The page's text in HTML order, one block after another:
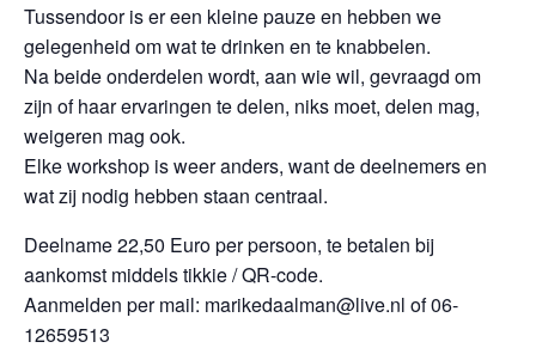
Tussendoor is er een kleine pauze en hebben we
gelegenheid om wat te drinken en te knabbelen.
Na beide onderdelen wordt, aan wie wil, gevraagd om
zijn of haar ervaringen te delen, niks moet, delen mag,
weigeren mag ook.
Elke workshop is weer anders, want de deelnemers en
wat zij nodig hebben staan centraal.
Deelname 22,50 Euro per persoon, te betalen bij
aankomst middels tikkie / QR-code.
Aanmelden per mail: marikedaalman@live.nl of 06-
12659513